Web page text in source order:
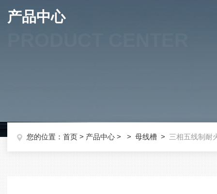
产品中心
您的位置： 首页 > 产品中心 > > 母线槽 > 三相五线制耐